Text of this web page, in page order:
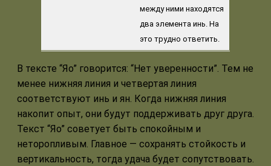
между ними находятся
два элемента инь. На
это трудно ответить.
В тексте “Яо” говорится: “Нет уверенности”. Тем не
менее нижняя линия и четвертая линия
соответствуют инь и ян. Когда нижняя линия
накопит опыт, они будут поддерживать друг друга.
Текст “Яо” советует быть спокойным и
неторопливым. Главное — сохранять стойкость и
вертикальность, тогда удача будет сопутствовать.